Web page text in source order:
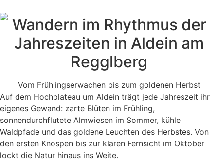
Wandern im Rhythmus der
Jahreszeiten in Aldein am
Regglberg
Vom Frühlingserwachen bis zum goldenen Herbst
Auf dem Hochplateau um Aldein trägt jede Jahreszeit ihr
eigenes Gewand: zarte Blüten im Frühling,
sonnendurchflutete Almwiesen im Sommer, kühle
Waldpfade und das goldene Leuchten des Herbstes. Von
den ersten Knospen bis zur klaren Fernsicht im Oktober
lockt die Natur hinaus ins Weite.